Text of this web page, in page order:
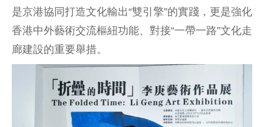
是京港協同打造文化輸出“雙引擎”的實踐，更是強化
香港中外藝術交流樞紐功能、對接“一帶一路”文化走
廊建設的重要舉措。